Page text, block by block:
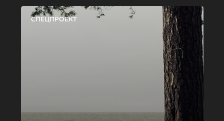
СПЕЦПРОЕКТ